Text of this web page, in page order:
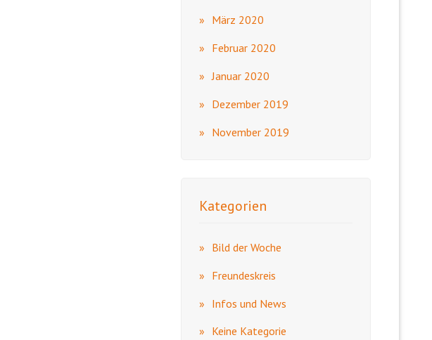
März 2020
Februar 2020
Januar 2020
Dezember 2019
November 2019
Kategorien
Bild der Woche
Freundeskreis
Infos und News
Keine Kategorie